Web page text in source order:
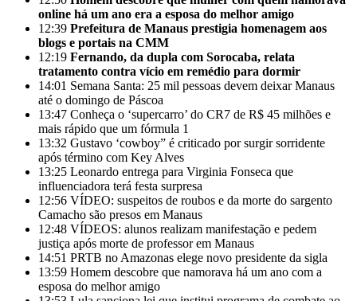
online há um ano era a esposa do melhor amigo
12:39 Prefeitura de Manaus prestigia homenagem aos
blogs e portais na CMM
12:19 Fernando, da dupla com Sorocaba, relata
tratamento contra vício em remédio para dormir
14:01 Semana Santa: 25 mil pessoas devem deixar Manaus
até o domingo de Páscoa
13:47 Conheça o ‘supercarro’ do CR7 de R$ 45 milhões e
mais rápido que um fórmula 1
13:32 Gustavo ‘cowboy” é criticado por surgir sorridente
após término com Key Alves
13:25 Leonardo entrega para Virginia Fonseca que
influenciadora terá festa surpresa
12:56 VÍDEO: suspeitos de roubos e da morte do sargento
Camacho são presos em Manaus
12:48 VÍDEOS: alunos realizam manifestação e pedem
justiça após morte de professor em Manaus
14:51 PRTB no Amazonas elege novo presidente da sigla
13:59 Homem descobre que namorava há um ano com a
esposa do melhor amigo